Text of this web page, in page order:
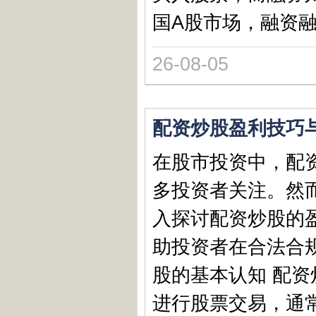
国A股市场，融资
26-08-05
配资炒股盈利技巧
在股市投资中，配
多投资者关注。然
入探讨配资炒股的
助投资者在合法合
股的基本认知 配
进行股票交易，通